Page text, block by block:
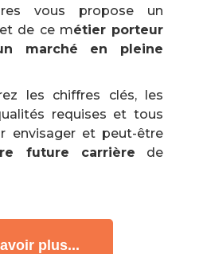
vous propose un
de ce métier porteur
marché en pleine
les chiffres clés, les
requises et tous
envisager et peut-être
future carrière de
plus...